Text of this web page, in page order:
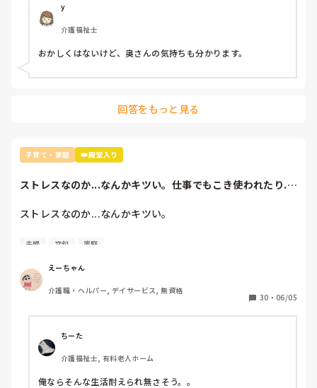
今朝は一部地域では警報等も出ており、できれば休んで子ど
もを見ていて欲しかったのですが、そんなに休めないと言っ
て結局出勤＆登園していきました。
ちなみに保育園付近はハザードマップ的にはギリギリセーフ
くらいの位置です。
自分、何かおかしな事言ってますかね？
y
介護福祉士
おかしくはないけど、奥さんの気持ちも分かります。
回答をもっと見る
子育て・家庭 👑殿堂入り
ストレスなのか...なんかキツい。仕事でもこき使われたり...
ストレスなのか...なんかキツい。
仕事でもこき使われたり...
家ではお義母さんに文句...やら愚痴言われるし...
旦那ゎぐーたらゲームばかりしてチビの面倒見らんし...
なにこの家...全然楽しくもないわ。
私が疲れるだけ...
お義父さんには気ぃー遣うし...
夫婦 文句 家庭
えーちゃん
介護職・ヘルパー, デイサービス, 無資格
30 ・ 06/05
ちーた
介護福祉士, 有料老人ホーム
俺ならそんな生活耐えられ無さそう。。